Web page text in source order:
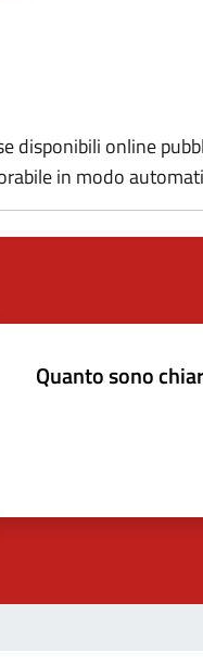
disponibili online
in modo
Quanto sono